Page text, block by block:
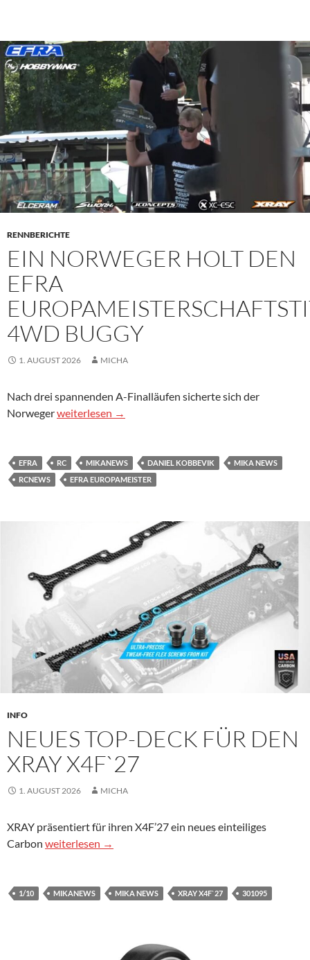
RENNBERICHTE
EIN NORWEGER HOLT DEN
EFRA
4WD BUGGY
1. AUGUST 2026 MICHA
Nach drei spannenden A-Finalläufen sicherte sich der
NorwegerEin Norweger holt den EFRA
weiterlesen →
EFRA RC MIKANEWS DANIEL KOBBEVIK
MIKA NEWS
RCNEWS
EFRA EUROPAMEISTER
INFO
NEUES TOP-DECK FÜR DEN
XRAY X4F`27
1. AUGUST 2026 MICHA
XRAY präsentiert für ihren X4F’27 ein neues einteiliges
Carbon Neues Top-Deck für den Xray X4F`27
weiterlesen →
1/10 MIKANEWS MIKA NEWS XRAY X4F`27 301095